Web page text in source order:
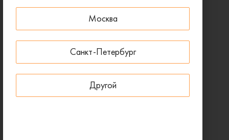
Москва
Санкт-Петербург
Другой
Солнцезащитные очки VENTOE VS6095 01
- 40 % ДО 15 АВГУСТА